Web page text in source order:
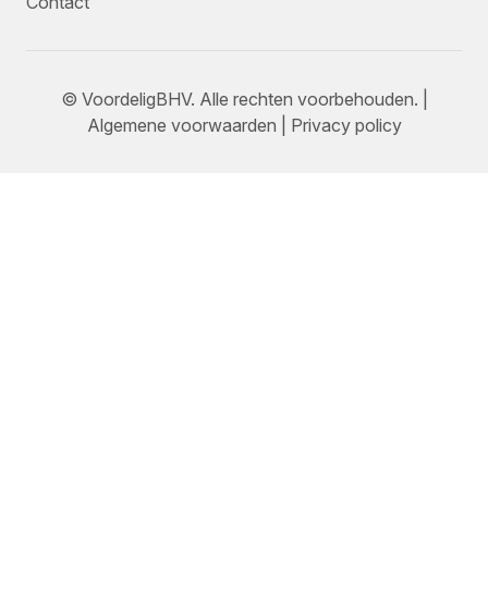
© VoordeligBHV. Alle rechten voorbehouden. |
Algemene voorwaarden
Privacy policy